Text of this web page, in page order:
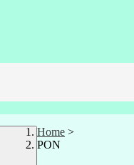
Home >
PON